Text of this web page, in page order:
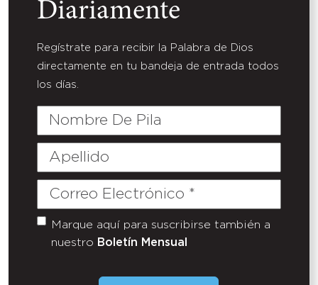
Diariamente
Regístrate para recibir la Palabra de Dios
directamente en tu bandeja de entrada todos
los días.
Nombre
Pila
Apellido
Correo
Untitled
Marque aquí para suscribirse también a
nuestro Boletín Mensual